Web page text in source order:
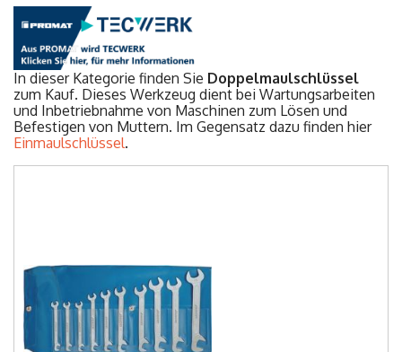
In dieser Kategorie finden Sie Doppelmaulschlüssel
zum Kauf. Dieses Werkzeug dient bei Wartungsarbeiten
und Inbetriebnahme von Maschinen zum Lösen und
Befestigen von Muttern. Im Gegensatz dazu finden hier
Einmaulschlüssel.